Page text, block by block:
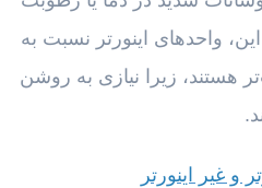
واحدهای اینورتر نسبت به
هستند، زیرا نیازی به روشن
و غیر اینورتر